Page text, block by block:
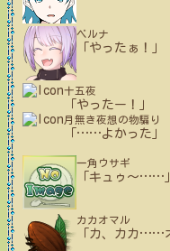
ベルナ
「やったぁ！」
十五夜
「やったー！」
月無き夜想の物騙り
……よかった」
一角ウサギ
「キュゥ〜……
カカオマル
「カ、カカ……